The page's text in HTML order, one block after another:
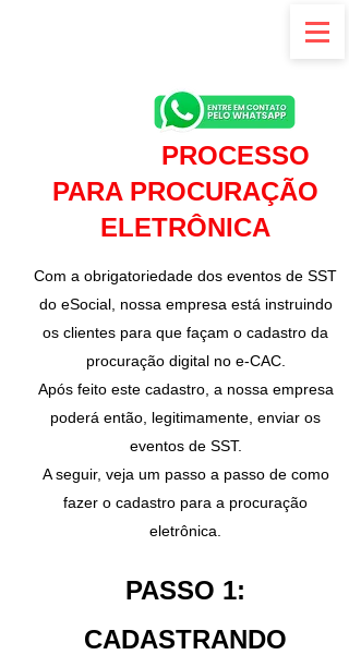
PROCESSO
PARA PROCURAÇÃO
ELETRÔNICA
Com a obrigatoriedade dos eventos de SST
do eSocial, nossa empresa está instruindo
os clientes para que façam o cadastro da
procuração digital no e-CAC.
Após feito este cadastro, a nossa empresa
poderá então, legitimamente, enviar os
eventos de SST.
A seguir, veja um passo a passo de como
fazer o cadastro para a procuração
eletrônica.
PASSO 1:
CADASTRANDO